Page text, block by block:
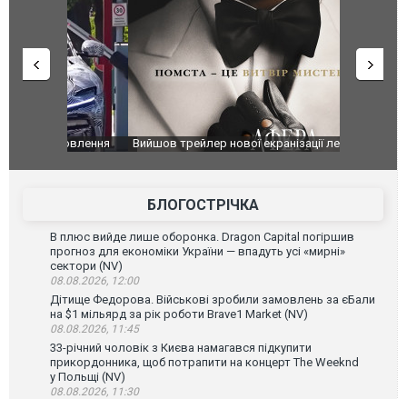
Вийшов трейлер нової екранізації легендарного
фільму "Афера Томаса Крауна"
БЛОГОСТРІЧКА
В плюс вийде лише оборонка. Dragon Capital погіршив
прогноз для економіки України — впадуть усі «мирні»
сектори (NV)
08.08.2026, 12:00
Дітище Федорова. Військові зробили замовлень за єБали
на $1 мільярд за рік роботи Brave1 Market (NV)
08.08.2026, 11:45
33-річний чоловік з Києва намагався підкупити
прикордонника, щоб потрапити на концерт The Weeknd
у Польщі (NV)
08.08.2026, 11:30